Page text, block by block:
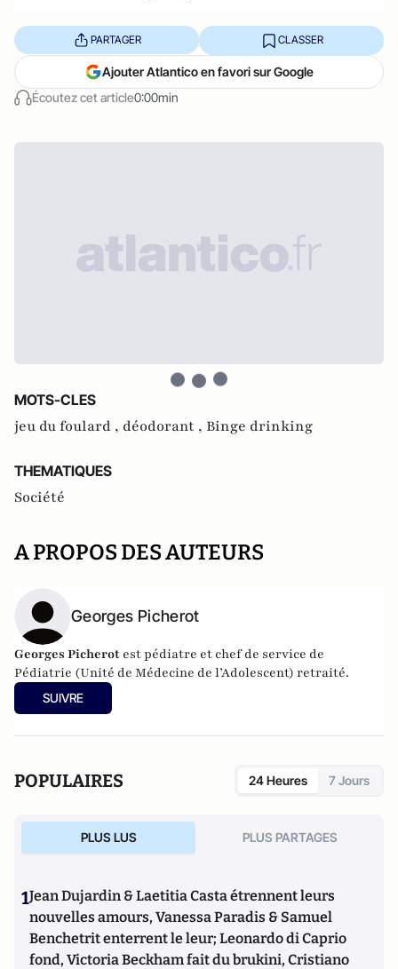
Écoutez cet article0:00min
PARTAGER CLASSER
Ajouter Atlantico en favori sur Google
MOTS-CLES
jeu du foulard , déodorant , Binge drinking
THEMATIQUES
Société
A PROPOS DES AUTEURS
Georges Picherot
Georges Picherot est pédiatre et chef de service de
Pédiatrie (Unité de Médecine de l’Adolescent) retraité.
SUIVRE
POPULAIRES 24 Heures 7 Jours
PLUS LUS PLUS PARTAGES
1Jean Dujardin & Laetitia Casta étrennent leurs
nouvelles amours, Vanessa Paradis & Samuel
Benchetrit enterrent le leur; Leonardo di Caprio
fond, Victoria Beckham fait du brukini, Cristiano